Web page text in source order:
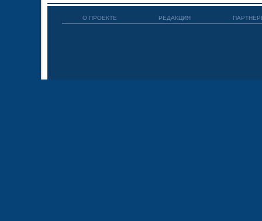
О ПРОЕКТЕ РЕДАКЦИЯ